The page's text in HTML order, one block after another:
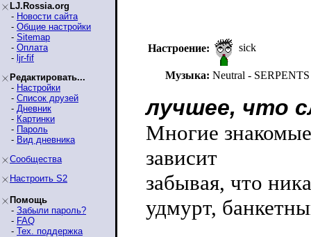
LJ.Rossia.org
- Новости сайта
- Общие настройки
- Sitemap
- Оплата
- ljr-fif
Редактировать...
- Настройки
- Список друзей
- Дневник
- Картинки
- Пароль
- Вид дневника
Сообщества
Настроить S2
Помощь
- Забыли пароль?
- FAQ
- Тех. поддержка
Настроение: sick
Музыка: Neutral -
лучшее, что
Многие
зависит
забывая, что
удмурт,